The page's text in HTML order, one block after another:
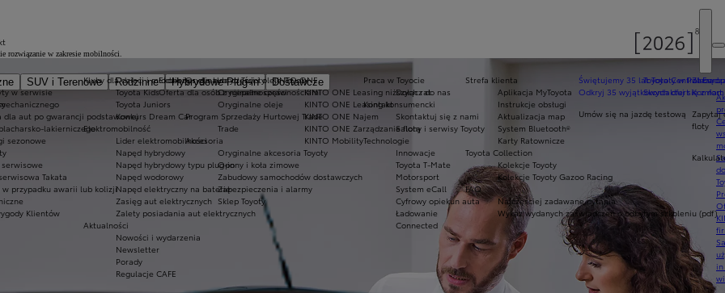
SUV i Terenowe Rodzinne Hybrydowe Plug-in
Dostawcze
Ekobonus dla hybryd Toyoty
Oferta dla osób z niepełnosprawnościami
Świętujemy 35 lat Toyoty w Polsce
Odkryj 35 wyjątkowych ofert
Umów się na jazdę testową
Kluby dla dzieci i młodzieży
Toyota Kids
Toyota Juniors
Konkurs Dream Car
Elektromobilność
Lider elektromobilności
Napęd hybrydowy
Napęd hybrydowy typu plug-in
Napęd wodorowy
Napęd elektryczny na baterię
Zasięg aut elektrycznych
Zalety posiadania aut elektrycznych
Aktualności
Nowości i wydarzenia
Newsletter
Porady
Regulacje CAFE
Praca w Toyocie
Dołącz do nas
Kontakt
Skontaktuj się z nami
Salony i serwisy Toyoty
Technologie
Innowacje
Toyota T-Mate
Motorsport
System eCall
Cyfrowy opiekun auta
Ładowanie
Connected
Toyota Central
Skontaktuj się z
KINTO ONE
KINTO ONE Leasing niższych rat
KINTO ONE Leasing konsumencki
KINTO ONE Najem
KINTO ONE Zarządzanie flotą
KINTO Mobility
Komfort
Zapytaj
floty
w serwisie
dla aut po gwarancji podstawowej
lakierniczego
sezonowe
serwisowe
Takata
w przypadku awarii lub kolizji
Klientów
Oryginalne części i oleje Toyoty
Oryginalne części
Oryginalne oleje
Program Sprzedaży Hurtowej Trade
Trade
Akcesoria
Oryginalne akcesoria Toyoty
Opony i koła zimowe
Zabudowy samochodów dostawczych
Zabezpieczenia i alarmy
Sklep Toyoty
Strefa klienta
Aplikacja MyToyota
Instrukcje obsługi
Aktualizacja map
System Bluetooth®
Karty Ratownicze
Toyota Collection
Kolekcje Toyoty
Kolekcje Toyoty Gazoo Racing
FAQ
Najczęściej zadawane pytania
Wykaz wydanych zaświadczeń o odbytym szkoleniu (pdf)
rozwiązanie w zakresie mobilności.